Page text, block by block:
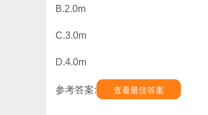
B.2.0m
C.3.0m
D.4.0m
参考答案: 查看最佳答案